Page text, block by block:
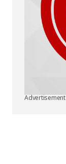
Advertisement